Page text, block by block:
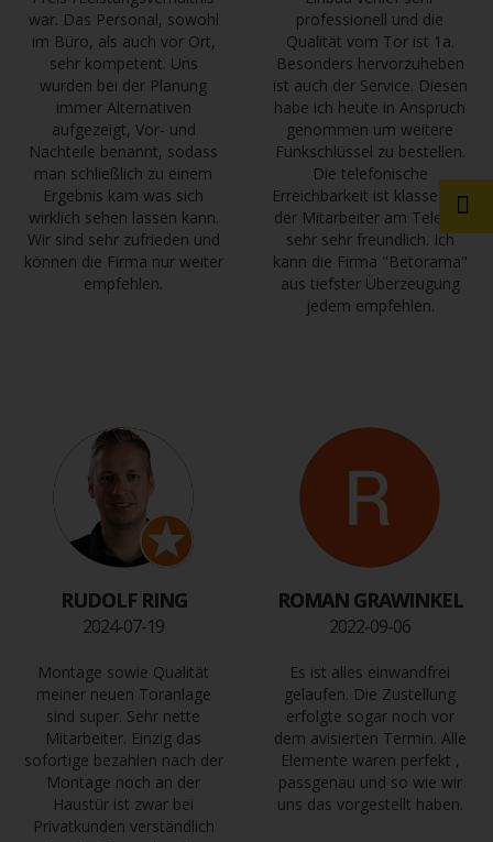
war. Das Personal, sowohl
im Büro, als auch vor Ort,
sehr kompetent. Uns
wurden bei der Planung
immer Alternativen
aufgezeigt, Vor- und
Nachteile benannt, sodass
man schließlich zu einem
Ergebnis kam was sich
wirklich sehen lassen kann.
Wir sind sehr zufrieden und
können die Firma nur weiter
empfehlen.
professionell und die
Qualität vom Tor ist 1a.
Besonders hervorzuheben
ist auch der Service. Diesen
habe ich heute in Anspruch
genommen um weitere
Funkschlüssel zu bestellen.
Die telefonische
Erreichbarkeit ist klasse und
der Mitarbeiter am Telefon
sehr sehr freundlich. Ich
kann die Firma "Betorama"
aus tiefster Überzeugung
jedem empfehlen.
RUDOLF RING
2024-07-19
Montage sowie Qualität
meiner neuen Toranlage
sind super. Sehr nette
Mitarbeiter. Einzig das
sofortige bezahlen nach der
Montage noch an der
Haustür ist zwar bei
Privatkunden verständlich
ROMAN GRAWINKEL
2022-09-06
Es ist alles einwandfrei
gelaufen. Die Zustellung
erfolgte sogar noch vor
dem avisierten Termin. Alle
Elemente waren perfekt ,
passgenau und so wie wir
uns das vorgestellt haben.